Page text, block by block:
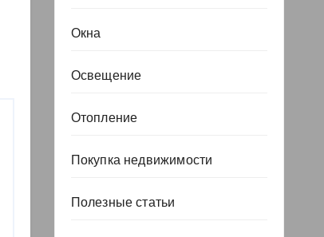
Окна
Освещение
Отопление
Покупка недвижимости
Полезные статьи